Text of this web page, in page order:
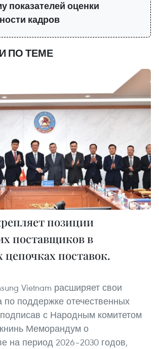
показателей оценки
кадров
ПО ТЕМЕ
позиции
поставщиков в
цепочках поставок.
Vietnam расширяет свои
по поддержке отечественных
с Народным комитетом
Меморандум о
на период 2026–2030 годов,